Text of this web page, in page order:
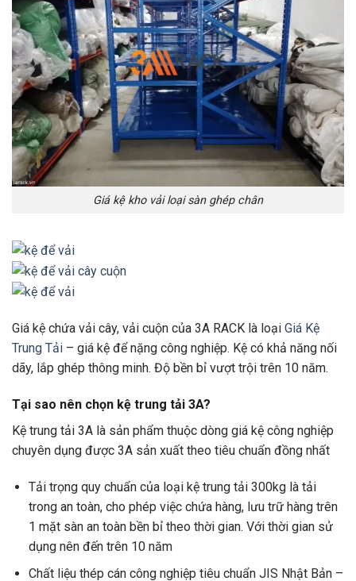
Giá kệ kho vải loại sàn ghép chân
Giá kệ chứa vải cây, vải cuộn của 3A RACK là loại Giá Kệ
Trung Tải – giá kệ để nặng công nghiệp. Kệ có khả năng nối
dãy, lắp ghép thông minh. Độ bền bỉ vượt trội trên 10 năm.
Tại sao nên chọn kệ trung tải 3A?
Kệ trung tải 3A là sản phẩm thuộc dòng giá kệ công nghiệp
chuyên dụng được 3A sản xuất theo tiêu chuẩn đồng nhất
Tải trọng quy chuẩn của loại kệ trung tải 300kg là tải
trong an toàn, cho phép việc chứa hàng, lưu trữ hàng trên
1 mặt sàn an toàn bền bỉ theo thời gian. Với thời gian sử
dụng nên đến trên 10 năm
Chất liệu thép cán công nghiệp tiêu chuẩn JIS Nhật Bản –